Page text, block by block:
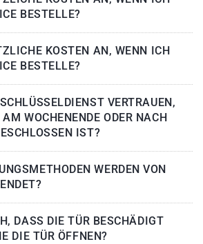
BESTELLE?
KOSTEN AN, WENN ICH
BESTELLE?
VERTRAUEN,
WOCHENENDE ODER NACH
IST?
WERDEN VON
DASS DIE TÜR BESCHÄDIGT
DIE TÜR ÖFFNEN?